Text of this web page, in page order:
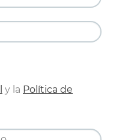
y la Política de